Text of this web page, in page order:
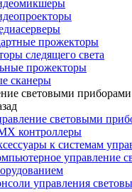
прожекторы
следящего света
прожекторы
сканеры
световыми приборами
световыми
контроллеры
к системам
управление
управления